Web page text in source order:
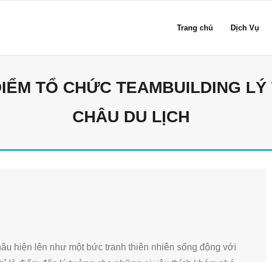
Trang chủ Dịch Vụ
TỔ CHỨC TEAMBUILDING
CHÂU DU LỊCH
hiện lên như một bức tranh thiên nhiên sống động với